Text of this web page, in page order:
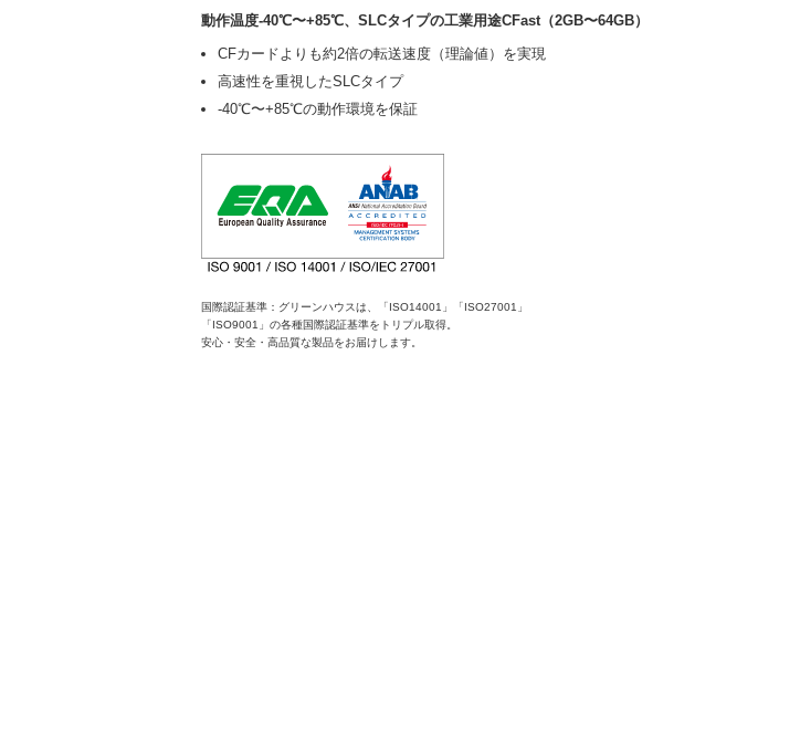
動作温度-40℃〜+85℃、SLCタイプの工業用途CFast（2GB〜64GB）
CFカードよりも約2倍の転送速度（理論値）を実現
高速性を重視したSLCタイプ
-40℃〜+85℃の動作環境を保証
国際認証基準：グリーンハウスは、「ISO14001」「ISO27001」
「ISO9001」の各種国際認証基準をトリプル取得。
安心・安全・高品質な製品をお届けします。